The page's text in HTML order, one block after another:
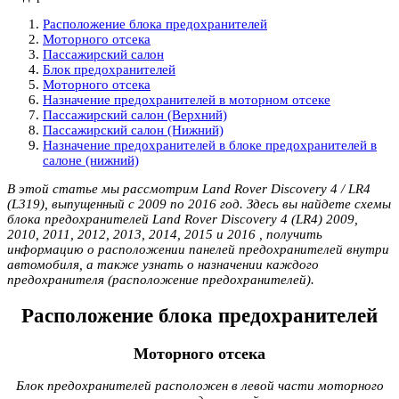
Расположение блока предохранителей
Моторного отсека
Пассажирский салон
Блок предохранителей
Моторного отсека
Назначение предохранителей в моторном отсеке
Пассажирский салон (Верхний)
Пассажирский салон (Нижний)
Назначение предохранителей в блоке предохранителей в
салоне (нижний)
В этой статье мы рассмотрим Land Rover Discovery 4 / LR4
(L319), выпущенный с 2009 по 2016 год. Здесь вы найдете схемы
блока предохранителей Land Rover Discovery 4 (LR4) 2009,
2010, 2011, 2012, 2013, 2014, 2015 и 2016 , получить
информацию о расположении панелей предохранителей внутри
автомобиля, а также узнать о назначении каждого
предохранителя (расположение предохранителей).
Расположение блока предохранителей
Моторного отсека
Блок предохранителей расположен в левой части моторного